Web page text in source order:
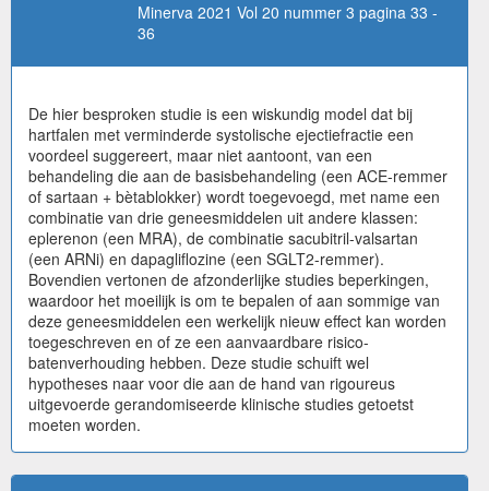
Minerva 2021 Vol 20 nummer 3 pagina 33 -
36
De hier besproken studie is een wiskundig model dat bij
hartfalen met verminderde systolische ejectiefractie een
voordeel suggereert, maar niet aantoont, van een
behandeling die aan de basisbehandeling (een ACE-remmer
of sartaan + bètablokker) wordt toegevoegd, met name een
combinatie van drie geneesmiddelen uit andere klassen:
eplerenon (een MRA), de combinatie sacubitril-valsartan
(een ARNi) en dapagliflozine (een SGLT2-remmer).
Bovendien vertonen de afzonderlijke studies beperkingen,
waardoor het moeilijk is om te bepalen of aan sommige van
deze geneesmiddelen een werkelijk nieuw effect kan worden
toegeschreven en of ze een aanvaardbare risico-
batenverhouding hebben. Deze studie schuift wel
hypotheses naar voor die aan de hand van rigoureus
uitgevoerde gerandomiseerde klinische studies getoetst
moeten worden.